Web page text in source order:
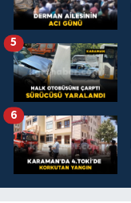
5
6